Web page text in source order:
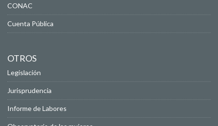
CONAC
Cuenta Pública
OTROS
Legislación
Jurisprudencia
Informe de Labores